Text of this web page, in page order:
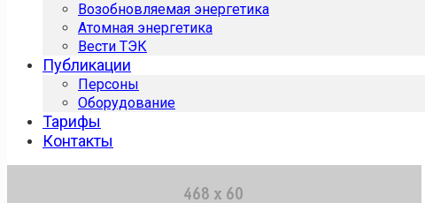
Возобновляемая энергетика
Атомная энергетика
Вести ТЭК
Публикации
Персоны
Оборудование
Тарифы
Контакты